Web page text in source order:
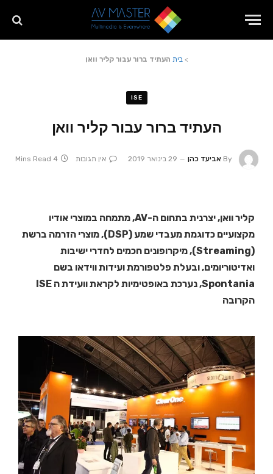
>בית העתיד ברור עבור קליר וואן
ISE
העתיד ברור עבור קליר וואן
By אביעד כהן 29 בינואר 2019 אין תגובות 4 Mins Read
קליר וואן, יצרנית בתחום ה-AV, מתמחה במוצרי אודיו
מקצועיים כדוגמת מעבדי שמע (DSP), מוצרי הזרמה ברשת
(Streaming), מיקרופונים חכמים לחדרי ישיבות
ואדיטוריומים, ובעלת פלטפורמת ועידות ווידאו בשם
Spontania, נערכת באופטימיות לקראת וועידת ה ISE
הקרובה